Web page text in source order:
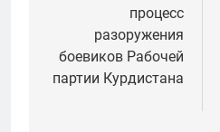
записямпроцесс
разоружения
боевиков Рабочей
партии Курдистана